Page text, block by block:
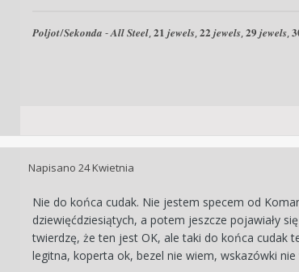
𝑷𝒐𝒍𝒋𝒐𝒕/𝑺𝒆𝒌𝒐𝒏𝒅𝒂 - 𝑨𝒍𝒍 𝑺𝒕𝒆𝒆𝒍, 𝟐𝟏 𝒋𝒆𝒘𝒆𝒍𝒔, 𝟐𝟐 𝒋𝒆𝒘𝒆𝒍𝒔, 𝟐𝟗 𝒋𝒆𝒘𝒆𝒍𝒔,
Napisano 24 Kwietnia
Nie do końca cudak. Nie jestem specem od
dziewięćdziesiątych, a potem jeszcze pojawiały
twierdzę, że ten jest OK, ale taki do końca cudak
legitna, koperta ok, bezel nie wiem, wskazówki nie